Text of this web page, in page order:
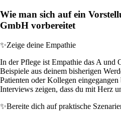
Wie man sich auf ein
GmbH vorbereitet
✨Zeige deine Empathie
In der Pflege ist Empathie das A und
Beispiele aus deinem bisherigen
Patienten oder Kollegen
Interviews zeigen, dass du mit Herz
✨Bereite dich auf praktische